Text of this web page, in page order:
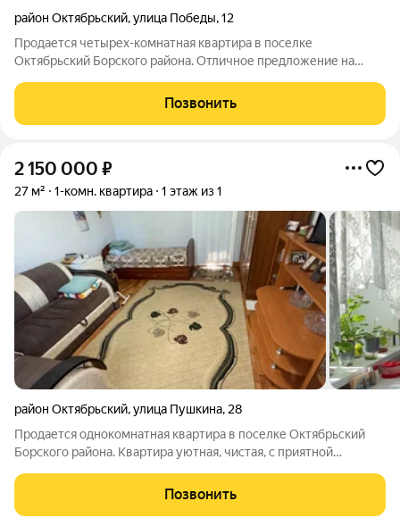
район Октябрьский,улица Победы,12
Продается четырех-комнатная квартира в поселке
Октябрьский Борского района. Отличное предложение на
чистая, светлая и уютная. Все окна пластиковые, балкон
Позвонить
2 150 000 ₽
27 м² 1-комн. квартира 1 этаж из 1
район Октябрьский,улица Пушкина, 28
Продается однокомнатная квартира в поселке Октябрьский
Борского района. Квартира уютная, чистая, с приятной
пластиковые окна. Санузел совмещенный. Центральное
водоснабжение, собственное АГВ.
Позвонить